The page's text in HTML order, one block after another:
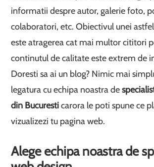
informatii despre autor, galerie foto,
colaboratori, etc. Obiectivul unei
este atragerea cat mai multor cititori
continutul de calitate este extrem de
Doresti sa ai un blog? Nimic mai
legatura cu echipa noastra de
din Bucuresticarora le poti spune ce
vizualizezi tu pagina web.
Alege echipa noastra de